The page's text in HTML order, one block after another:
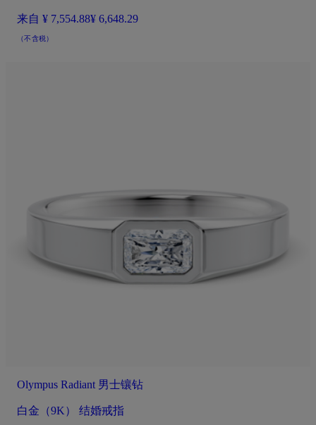
来自 ¥ 7,554.88¥ 6,648.29
（不含税）
Olympus Radiant 男士镶钻
白金（9K） 结婚戒指